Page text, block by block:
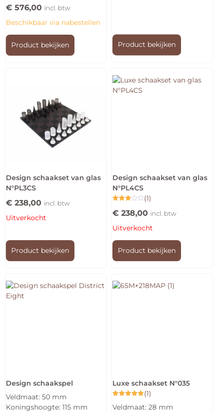
€ 576,00 incl. btw
Beschikbaar via nabestellen
Product bekijken Product bekijken
Design schaakset van glas
N°PL3CS
€ 238,00 incl. btw
Uitverkocht
Product bekijken
Design schaakset van glas
N°PL4CS
3.00
uit 5
(1)
€ 238,00 incl. btw
Uitverkocht
Product bekijken
Design schaakspel
Veldmaat: 50 mm
Koningshoogte: 115 mm
Luxe schaakset N°035
5.00
(1)
Veldmaat: 28 mm